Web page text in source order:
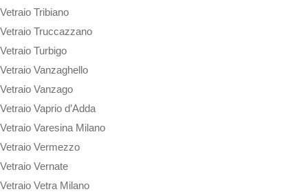
Vetraio Tribiano
Vetraio Truccazzano
Vetraio Turbigo
Vetraio Vanzaghello
Vetraio Vanzago
Vetraio Vaprio d’Adda
Vetraio Varesina Milano
Vetraio Vermezzo
Vetraio Vernate
Vetraio Vetra Milano